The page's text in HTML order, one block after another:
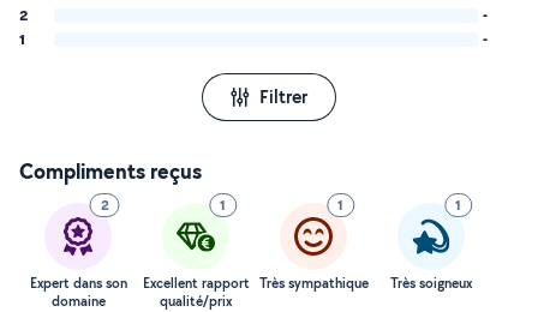
2
-
1
-
Filtrer
Compliments reçus
2
Expert dans son
domaine
1
Excellent rapport
qualité/prix
1
Très sympathique
1
Très soigneux